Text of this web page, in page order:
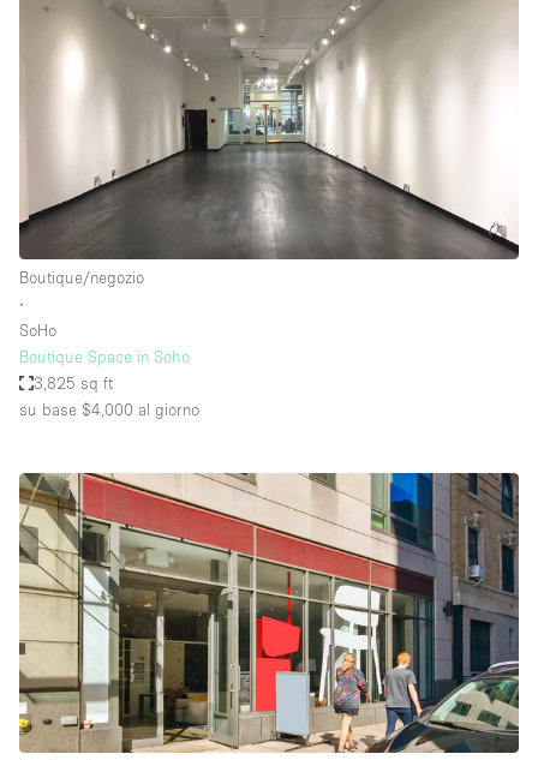
Boutique/negozio
∙
SoHo
Boutique Space in Soho
3,825 sq ft
su base $4,000 al giorno